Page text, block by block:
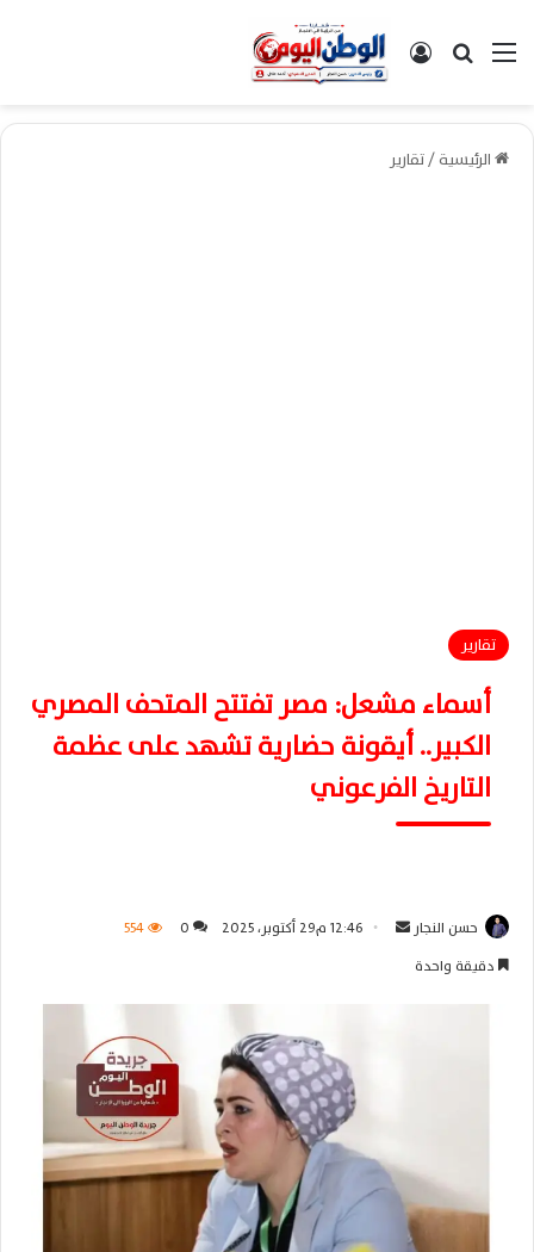
القائمةبحث عن تسجيل الدخول
الرئيسية/تقارير
تقارير
أسماء مشعل: مصر تفتتح المتحف المصري
الكبير.. أيقونة حضارية تشهد على عظمة
التاريخ الفرعوني
حسن النجار
إ
12:46 م29 أكتوبر، 2025 0
554
دقيقة واحدة